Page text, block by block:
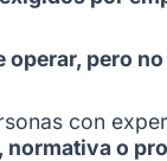
operar, pero
con
o